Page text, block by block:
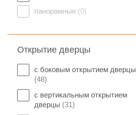
панорамные (0)
Открытие дверцы
с боковым открытием дверцы
(48)
с вертикальным открытием
дверцы (31)